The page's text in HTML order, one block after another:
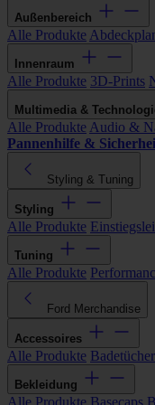
Außenbereich
Alle Produkte
Innenraum
Alle Produkte 3D-Prints
Multimedia &
Alle Produkte Audio &
Pannenhilfe &
Styling & Tuning
Styling
Alle Produkte
Tuning
Alle Produkte
Ford Merchandise
Accessoires
Alle Produkte Badetücher
Bekleidung
Alle Produkte Basecaps